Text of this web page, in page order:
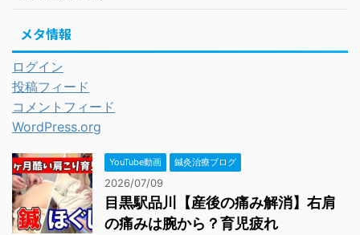
メタ情報
ログイン
投稿フィード
コメントフィード
WordPress.org
YouTube動画 鍼灸治療ブログ
2026/07/09
目黒駅品川【産後の痛み解消】右肩
の痛みは腕から？育児疲れ